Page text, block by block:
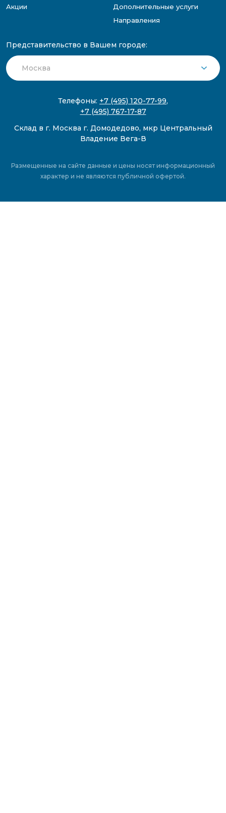
Акции
Дополнительные услуги
Направления
Представительство в Вашем городе:
Телефоны: +7 (495) 120-77-99,
+7 (495) 767-17-87
Склад в г. Москва г. Домодедово, мкр Центральный
Владение Вега-В
Размещенные на сайте данные и цены носят информационный
характер и не являются публичной офертой.